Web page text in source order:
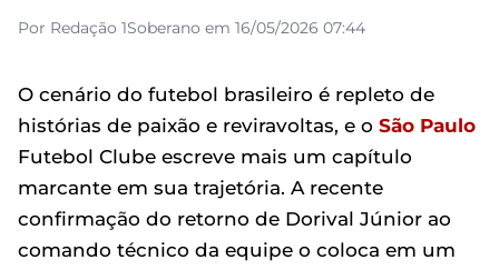
Por Redação 1Soberano em 16/05/2026 07:44
O cenário do futebol brasileiro é repleto de
histórias de paixão e reviravoltas, e o São Paulo
Futebol Clube escreve mais um capítulo
marcante em sua trajetória. A recente
confirmação do retorno de Dorival Júnior ao
comando técnico da equipe o coloca em um